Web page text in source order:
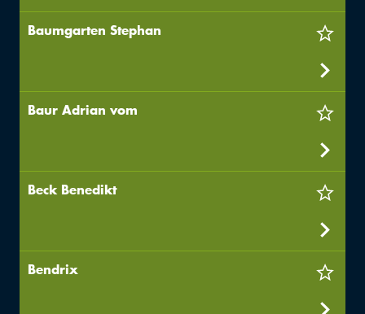
Baumgarten Stephan
Baur Adrian vom
Beck Benedikt
Bendrix